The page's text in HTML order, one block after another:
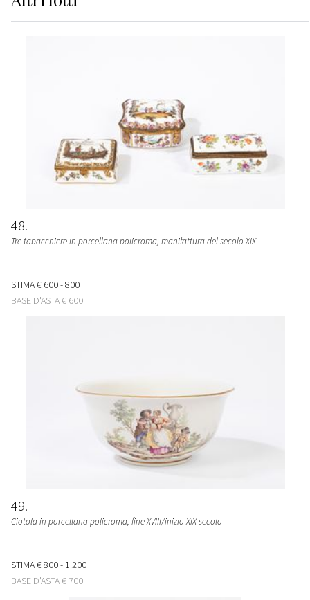
48
Tre tabacchiere in porcellana policroma, manifattura del secolo XIX
STIMA€ 600 - 800
BASE D'ASTA€ 600
49
Ciotola in porcellana policroma, fine XVIII/inizio XIX secolo
STIMA€ 800 - 1.200
BASE D'ASTA€ 700